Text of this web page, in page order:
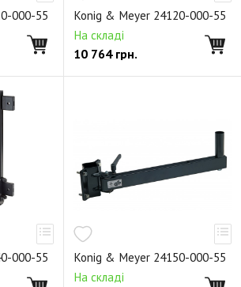
X-образные
П-образные
n-ярусные
Стойки для аккордеонов
стоек
для клавишных
Стулья для барабанщика
Аксессуары для стульев
Раздвижные пюпитры
Звукоизоляционные пюпитры
000-55
Konig & Meyer 24120-000-55
На складі
10 764грн.
000-55
Konig & Meyer 24150-000-55
На складі